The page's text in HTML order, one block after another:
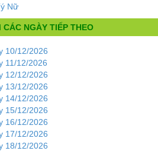
Nữ
CÁC NGÀY TIẾP THEO
10/12/2026
11/12/2026
12/12/2026
13/12/2026
14/12/2026
15/12/2026
16/12/2026
17/12/2026
18/12/2026